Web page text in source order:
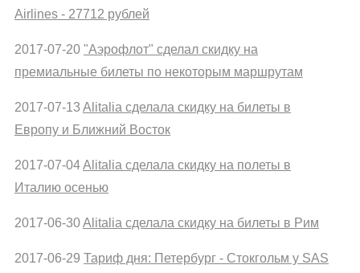
Airlines - 27712 рублей
2017-07-20 "Аэрофлот" сделал скидку на
премиальные билеты по некоторым маршрутам
2017-07-13 Alitalia сделала скидку на билеты в
Европу и Ближний Восток
2017-07-04Alitalia сделала скидку на полеты в
Италию осенью
2017-06-30Alitalia сделала скидку на билеты в Рим
2017-06-29 Тариф дня: Петербург - Стокгольм у SAS